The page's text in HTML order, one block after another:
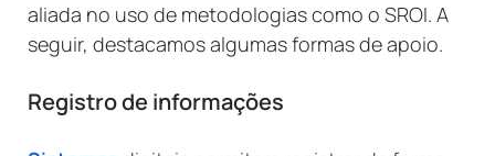
aliada no uso de metodologias como o SROI. A
seguir, destacamos algumas formas de apoio.
Registro de informações